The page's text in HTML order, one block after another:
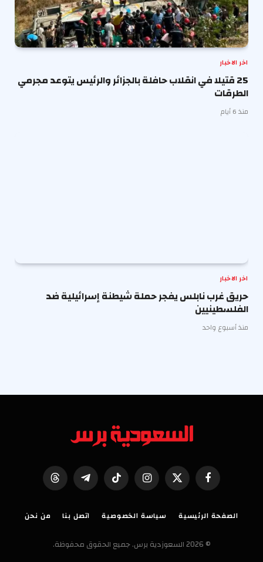
اخر الاخبار
25 قتيلا في انقلاب حافلة بالجزائر والرئيس يتوعد مجرمي
الطرقات
منذ 6 أيام
اخر الاخبار
حريق غرب نابلس يفجر حملة شيطنة إسرائيلية ضد
الفلسطينيين
منذ أسبوع واحد
فيسبوكX
(Twitter)
الانستغرامتيكتوك تيلقرام Threads
الصفحة الرئيسية سياسة الخصوصية اتصل بنا من نحن
© 2026 السعوزدية برس. جميع الحقوق محفوظة.